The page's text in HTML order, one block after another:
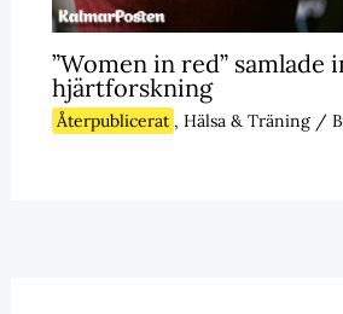
”Women in red” samlade
hjärtforskning
Återpublicerat , Hälsa & Träning/